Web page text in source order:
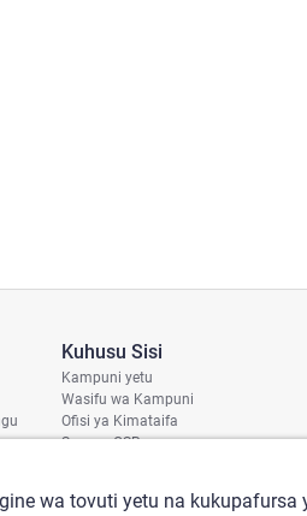
Kuhusu Sisi
Kampuni yetu
Wasifu wa Kampuni
Ofisi ya Kimataifa
Sera ya CSR
wa tovuti yetu na kukupafursa